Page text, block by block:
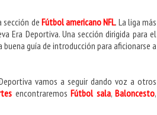
sección de Fútbol americano NFL. La liga más
Era Deportiva. Una sección dirigida para el
guía de introducción para aficionarse a
vamos a seguir dando voz a otros
encontraremos Fútbol sala, Baloncesto,